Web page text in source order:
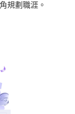
規劃職涯。